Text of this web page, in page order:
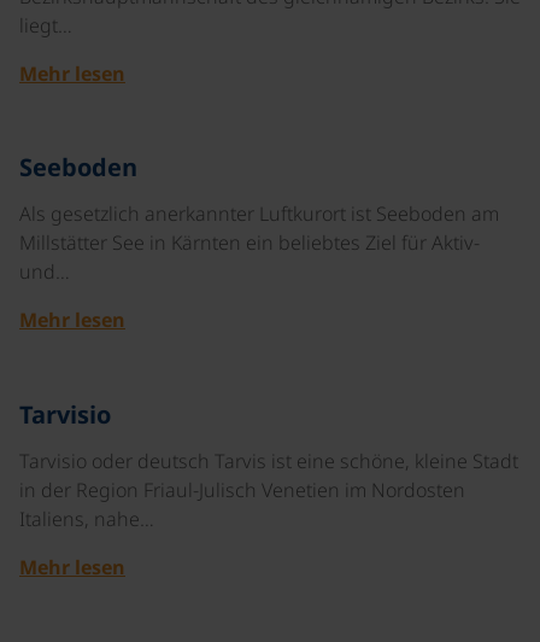
liegt…
Mehr lesen
Seeboden
Als gesetzlich anerkannter Luftkurort ist Seeboden am
Millstätter See in Kärnten ein beliebtes Ziel für Aktiv-
und…
Mehr lesen
Tarvisio
Tarvisio oder deutsch Tarvis ist eine schöne, kleine Stadt
in der Region Friaul-Julisch Venetien im Nordosten
Italiens, nahe…
Mehr lesen